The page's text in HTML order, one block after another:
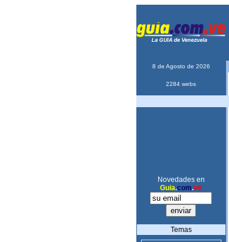
8 de Agosto de 2026
2284 webs
Novedades en
Guia.com.ve
Temas